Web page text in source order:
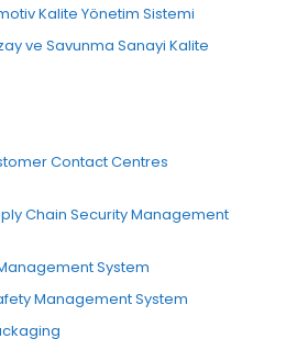
Kalite Yönetim Sistemi
ve Savunma Sanayi Kalite
Contact Centres
Chain Security Management
Management System
Management System